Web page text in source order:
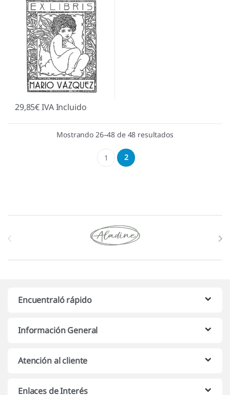
29,85€IVA Incluido
Mostrando 26–48 de 48 resultados
1 2
Marcas De Carrusel
Encuentraló rápido
Información General
Atención al cliente
Enlaces de Interés